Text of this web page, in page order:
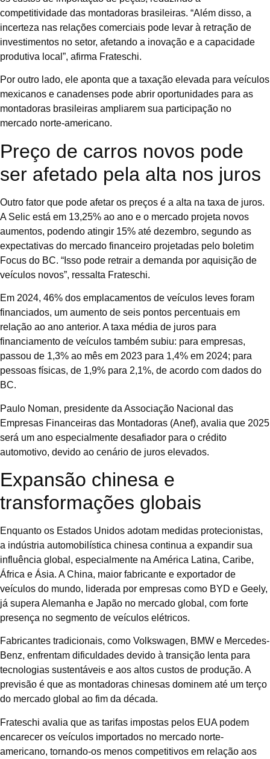
competitividade das montadoras brasileiras. “Além disso, a
incerteza nas relações comerciais pode levar à retração de
investimentos no setor, afetando a inovação e a capacidade
produtiva local”, afirma Frateschi.
Por outro lado, ele aponta que a taxação elevada para veículos
mexicanos e canadenses pode abrir oportunidades para as
montadoras brasileiras ampliarem sua participação no
mercado norte-americano.
Preço de carros novos pode
ser afetado pela alta nos juros
Outro fator que pode afetar os preços é a alta na taxa de juros.
A Selic está em 13,25% ao ano e o mercado projeta novos
aumentos, podendo atingir 15% até dezembro, segundo as
expectativas do mercado financeiro projetadas pelo boletim
Focus do BC. “Isso pode retrair a demanda por aquisição de
veículos novos”, ressalta Frateschi.
Em 2024, 46% dos emplacamentos de veículos leves foram
financiados, um aumento de seis pontos percentuais em
relação ao ano anterior. A taxa média de juros para
financiamento de veículos também subiu: para empresas,
passou de 1,3% ao mês em 2023 para 1,4% em 2024; para
pessoas físicas, de 1,9% para 2,1%, de acordo com dados do
BC.
Paulo Noman, presidente da Associação Nacional das
Empresas Financeiras das Montadoras (Anef), avalia que 2025
será um ano especialmente desafiador para o crédito
automotivo, devido ao cenário de juros elevados.
Expansão chinesa e
transformações globais
Enquanto os Estados Unidos adotam medidas protecionistas,
a indústria automobilística chinesa continua a expandir sua
influência global, especialmente na América Latina, Caribe,
África e Ásia. A China, maior fabricante e exportador de
veículos do mundo, liderada por empresas como BYD e Geely,
já supera Alemanha e Japão no mercado global, com forte
presença no segmento de veículos elétricos.
Fabricantes tradicionais, como Volkswagen, BMW e Mercedes-
Benz, enfrentam dificuldades devido à transição lenta para
tecnologias sustentáveis e aos altos custos de produção. A
previsão é que as montadoras chinesas dominem até um terço
do mercado global ao fim da década.
Frateschi avalia que as tarifas impostas pelos EUA podem
encarecer os veículos importados no mercado norte-
americano, tornando-os menos competitivos em relação aos